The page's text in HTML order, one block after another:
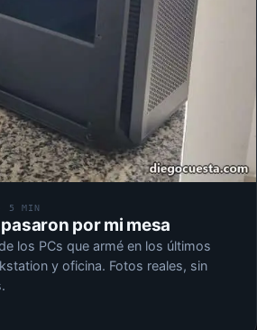
5 MIN
por mi mesa
los PCs que armé en los últimos
y oficina. Fotos reales, sin